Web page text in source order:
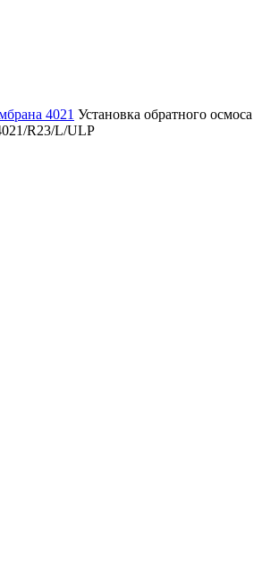
4021 Установка обратного осмоса
R23/L/ULP